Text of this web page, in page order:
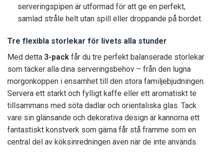
serveringspipen är utformad för att ge en perfekt,
samlad stråle helt utan spill eller droppande på bordet.
Tre flexibla storlekar för livets alla stunder
Med detta 3-pack får du tre perfekt balanserade storlekar
som täcker alla dina serveringsbehov – från den lugna
morgonkoppen i ensamhet till den stora familjebjudningen.
Servera ett starkt och fylligt kaffe eller ett aromatiskt te
tillsammans med söta dadlar och orientaliska glas. Tack
vare sin glänsande och dekorativa design är kannorna ett
fantastiskt konstverk som gärna får stå framme som en
central del av köksinredningen även när de inte används.